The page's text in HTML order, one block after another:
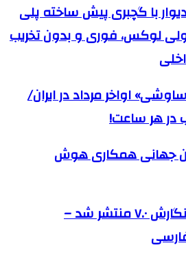
با گچبری پیش ساخته پلی
لوکس، فوری و بدون تخریب
اواخر مرداد در ایران/
جهانی همکاری هوش
وردپرس فارسی نگارش ۷.۰ منتشر شد –